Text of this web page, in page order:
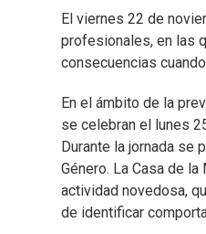
El viernes 22 de
profesionales, en las
consecuencias
En el ámbito de la
se celebran el lunes
Durante la jornada se
Género. La Casa de
actividad novedosa,
de identificar